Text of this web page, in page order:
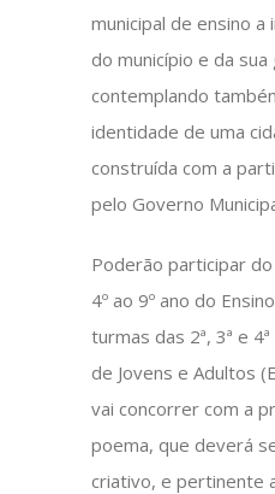
municipal de ensino
do município e da sua
contemplando
identidade de uma
construída com a
pelo Governo
Poderão participar
4º ao 9º ano do
turmas das 2ª, 3ª e
de Jovens e Adultos
vai concorrer com a
poema, que deverá
criativo, e pertinente